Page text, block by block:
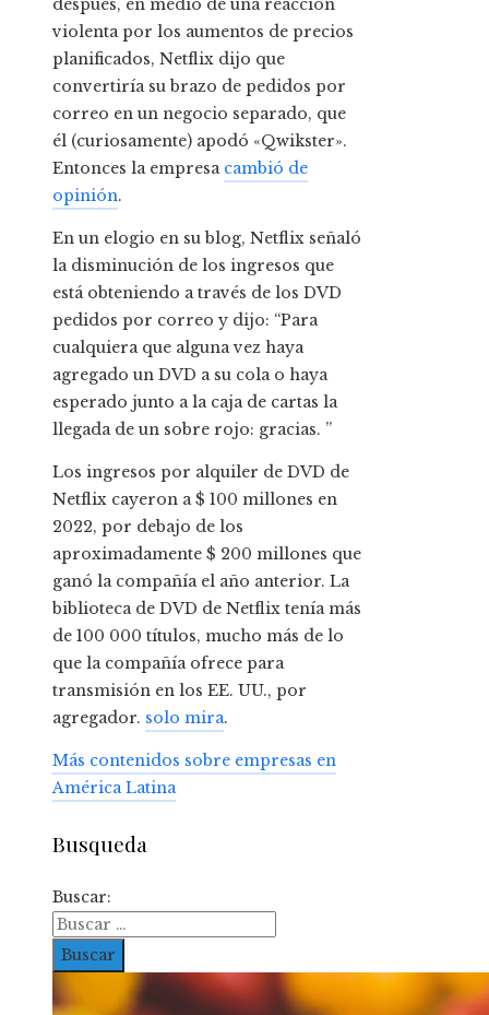
después, en medio de una reacción
violenta por los aumentos de precios
planificados, Netflix dijo que
convertiría su brazo de pedidos por
correo en un negocio separado, que
él (curiosamente) apodó «Qwikster».
Entonces la empresa cambió de
opinión.
En un elogio en su blog, Netflix señaló
la disminución de los ingresos que
está obteniendo a través de los DVD
pedidos por correo y dijo: “Para
cualquiera que alguna vez haya
agregado un DVD a su cola o haya
esperado junto a la caja de cartas la
llegada de un sobre rojo: gracias. ”
Los ingresos por alquiler de DVD de
Netflix cayeron a $ 100 millones en
2022, por debajo de los
aproximadamente $ 200 millones que
ganó la compañía el año anterior. La
biblioteca de DVD de Netflix tenía más
de 100 000 títulos, mucho más de lo
que la compañía ofrece para
transmisión en los EE. UU., por
agregador. solo mira.
Más contenidos sobre empresas en
América Latina
Busqueda
Buscar: